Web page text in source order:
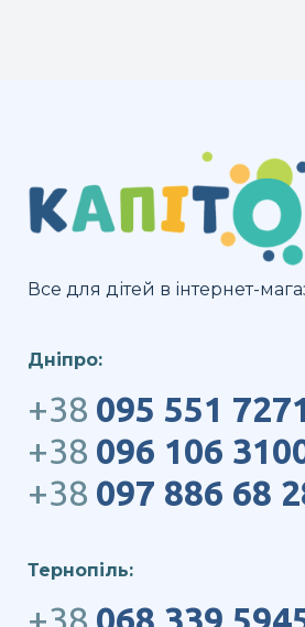
Все для дітей в інтернет-
Дніпро:
+38 095 551 7271
+38 096 106
+38 097 886 68
Тернопіль: